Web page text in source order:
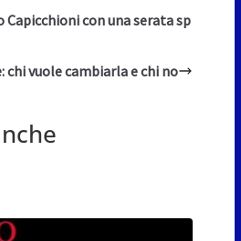
con una serata sp
vuole cambiarla e chi no